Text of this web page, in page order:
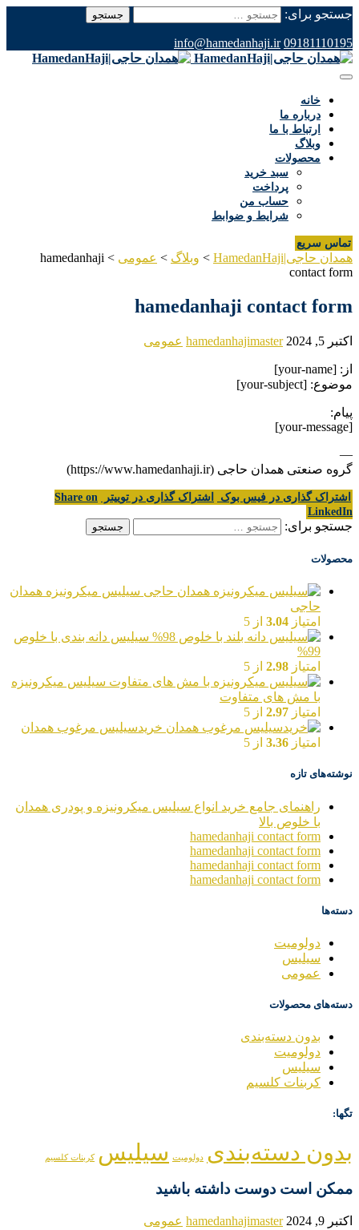
جستجو برای:
09181110195
info@hamedanhaji.ir
خانه
درباره ما
ارتباط با ما
وبلاگ
محصولات
سبد خرید
پرداخت
حساب من
شرایط و ضوابط
تماس سریع
همدان حاجی|HamedanHaji > وبلاگ > عمومی >
hamedanhaji
contact form
hamedanhaji contact form
اکتبر 5, 2024 hamedanhajimaster عمومی
از: [your-name]
موضوع: [your-subject]
پیام:
[your-message]
—
گروه صنعتی همدان حاجی (https://www.hamedanhaji.ir)
اشتراک گذاری در فیس بوک اشتراک گذاری در توییتر
Share on
LinkedIn
جستجو برای:
محصولات
سیلیس میکرونیزه همدان
حاجی
امتیاز 3.04 از 5
سیلیس دانه بندی با خلوص
99%
امتیاز 2.98 از 5
سیلیس میکرونیزه
با مش های متفاوت
امتیاز 2.97 از 5
خریدسیلیس مرغوب همدان
امتیاز 3.36 از 5
نوشته‌های تازه
راهنمای جامع خرید انواع سیلیس میکرونیزه و پودری همدان
با خلوص بالا
hamedanhaji contact form
hamedanhaji contact form
hamedanhaji contact form
hamedanhaji contact form
دسته‌ها
دولومیت
سیلیس
عمومی
دسته‌های محصولات
بدون دسته‌بندی
دولومیت
سیلیس
کربنات کلسیم
تگها:
بدون دسته‌بندی دولومیت سیلیس کربنات کلسیم
ممکن است دوست داشته باشید
اکتبر 9, 2024 hamedanhajimaster عمومی